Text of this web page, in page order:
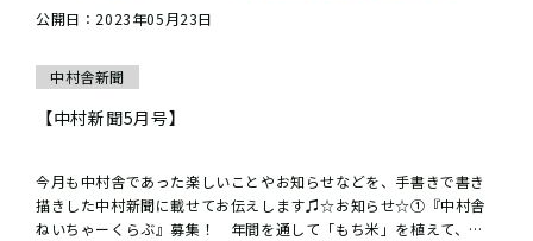
公開日：2023年05月23日
中村舎新聞
【中村新聞5月号】
今月も中村舎であった楽しいことやお知らせなどを、手書きで書き
描きした中村新聞に載せてお伝えします♫☆お知らせ☆①『中村舎
ねいちゃーくらぶ』募集！ 年間を通して「もち米」を植えて、稲